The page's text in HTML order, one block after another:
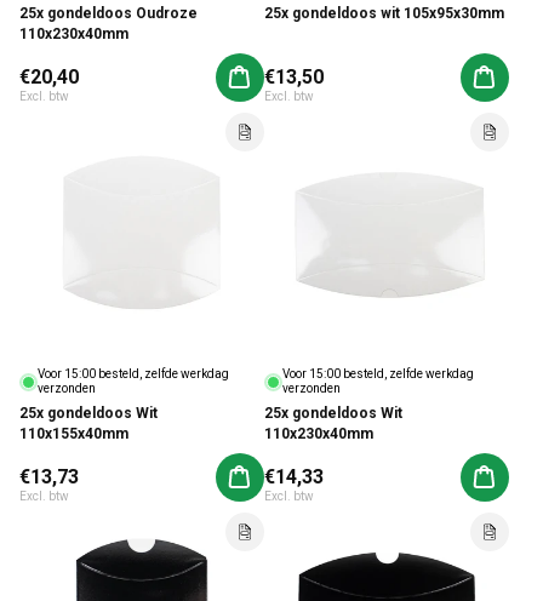
25x gondeldoos Oudroze
110x230x40mm
Normale prijs
€20,40
Excl. btw
Aan winkelwagen toevoegen
25x gondeldoos wit 105x95x30mm
Normale prijs
€13,50
Excl. btw
Aan
Voor 15:00 besteld, zelfde werkdag
verzonden
25x gondeldoos Wit
110x155x40mm
Normale prijs
€13,73
Excl. btw
Aan winkelwagen toevoegen
Voor 15:00 besteld, zelfde werkdag
verzonden
25x gondeldoos Wit
110x230x40mm
Normale prijs
€14,33
Excl. btw
Aan